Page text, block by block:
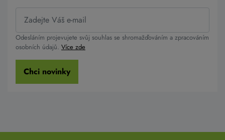
Odesláním projevujete svůj souhlas se shromažďováním a zpracováním
osobních údajů. Více zde
Chci novinky